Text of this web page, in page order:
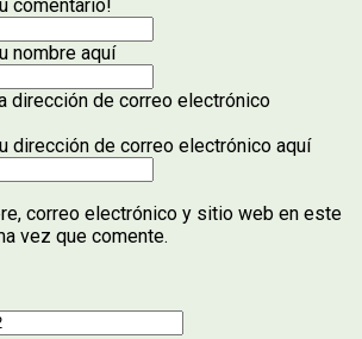
comentario!
nombre aquí
dirección de correo electrónico
dirección de correo electrónico aquí
correo electrónico y sitio web en este
vez que comente.